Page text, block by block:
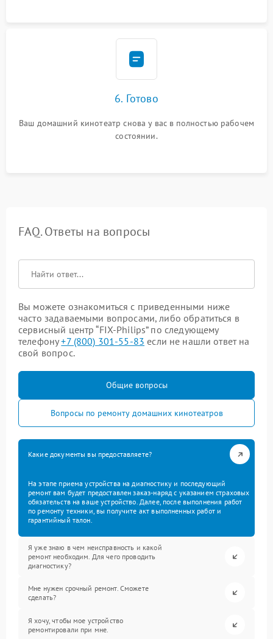
6. Готово
Ваш домашний кинотеатр снова у вас в полностью рабочем
состоянии.
FAQ. Ответы на вопросы
Вы можете ознакомиться с приведенными ниже
часто задаваемыми вопросами, либо обратиться в
сервисный центр “FIX-Philips” по следующему
телефону+7 (800) 301-55-83 если не нашли ответ на
свой вопрос.
Общие вопросы
Вопросы по ремонту домашних кинотеатров
Какие документы вы предоставляете?
На этапе приема устройства на диагностику и последующий
ремонт вам будет предоставлен заказ-наряд с указанием страховых
обязательств на ваше устройство. Далее, после выполнения работ
по ремонту техники, вы получите акт выполненных работ и
гарантийный талон.
Я уже знаю в чем неисправность и какой
ремонт необходим. Для чего проводить
диагностику?
Мне нужен срочный ремонт. Сможете
сделать?
Я хочу, чтобы мое устройство
ремонтировали при мне.